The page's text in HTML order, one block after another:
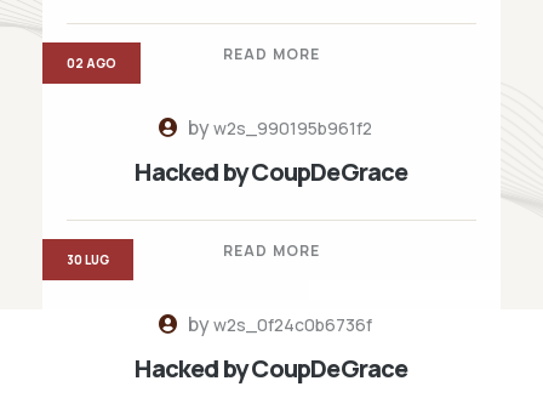
READ MORE
byw2s_990195b961f2
Hacked by CoupDeGrace
READ MORE
02 AGO
byw2s_0f24c0b6736f
Hacked by CoupDeGrace
30 LUG